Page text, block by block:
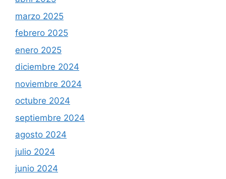
marzo 2025
febrero 2025
enero 2025
diciembre 2024
noviembre 2024
octubre 2024
septiembre 2024
agosto 2024
julio 2024
junio 2024